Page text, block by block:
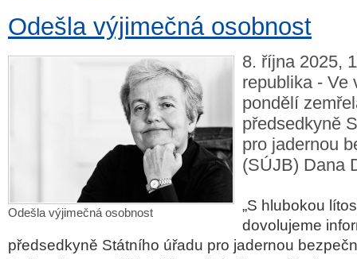
Odešla výjimečná osobnost
Odešla výjimečná osobnost
8. října 2025,
republika - Ve
pondělí
předsedkyně
pro jadernou
(SÚJB) Dana
„S hlubokou
dovolujeme
předsedkyně Státního úřadu pro jadernou